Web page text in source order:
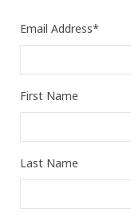
Email Address*
First Name
Last Name